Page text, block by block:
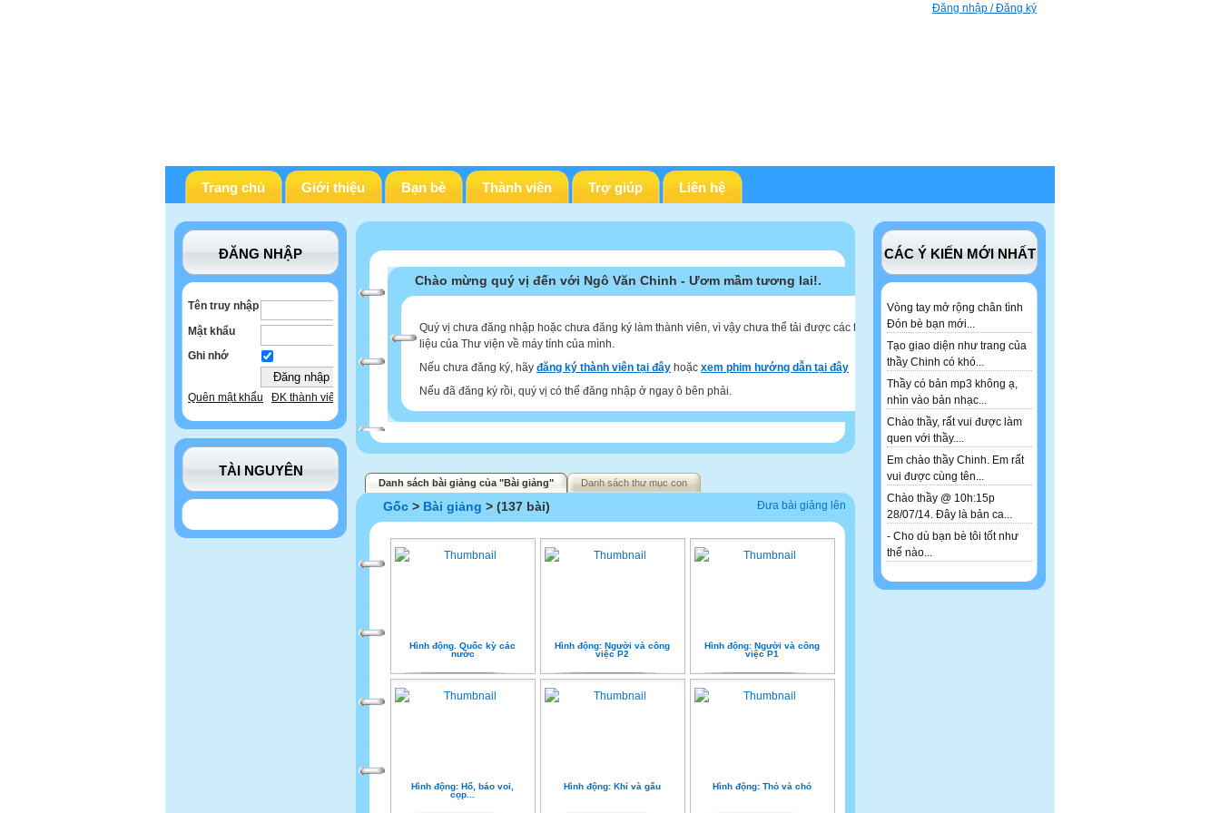
Đăng nhập / Đăng ký
Trang chủ Giới thiệu Bạn bè Thành viên Trợ giúp Liên hệ
ĐĂNG NHẬP
Tên truy nhập
Mật khẩu
Ghi nhớ
Quên mật khẩu ĐK thành viên
TÀI NGUYÊN
CÁC Ý KIẾN MỚI NHẤT
Vòng tay mở rộng chân tình
Đón bè bạn mới...
Tạo giao diện như trang của
thầy Chinh có khó...
Thầy có bản mp3 không ạ,
nhìn vào bản nhạc...
Chào thầy, rất vui được làm
quen với thầy....
Em chào thầy Chinh. Em rất
vui được cùng tên...
Chào thầy @ 10h:15p
28/07/14. Đây là bản ca...
- Cho dù bạn bè tôi tốt như
thế nào...
Chào mừng quý vị đến với Ngô Văn Chinh - Ươm mầm tương lai!.
Quý vị chưa đăng nhập hoặc chưa đăng ký làm thành viên, vì vậy chưa thể tải được các tư
liệu của Thư viện về máy tính của mình.
Nếu chưa đăng ký, hãy đăng ký thành viên tại đây hoặc xem phim hướng dẫn tại đây
Nếu đã đăng ký rồi, quý vị có thể đăng nhập ở ngay ô bên phải.
Danh sách bài giảng của "Bài giảng" Danh sách thư mục con
Đưa bài giảng lên
Gốc > Bài giảng > (137 bài)
Hình động. Quốc kỳ các
nước
Hình động: Người và công
việc P2
Hình động: Người và công
việc P1
Hình động: Hổ, báo voi,
cọp...
Hình động: Khỉ và gấu Hình động: Thỏ và chó